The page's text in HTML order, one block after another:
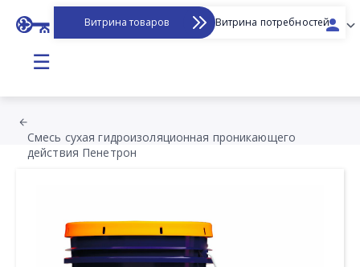
Витрина товаров Витрина потребностей
☰
Смесь сухая гидроизоляционная проникающего
действия Пенетрон